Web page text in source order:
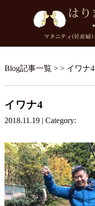
Blog記事一覧 > > イワナ4
イワナ4
2018.11.19 | Category: